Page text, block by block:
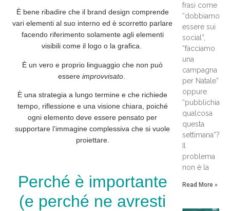
È bene ribadire che il brand design comprende
vari elementi al suo interno ed è scorretto parlare
facendo riferimento solamente agli elementi
visibili come il logo o la grafica.
È un vero e proprio linguaggio che non può
essere improvvisato.
È una strategia a lungo termine e che richiede
tempo, riflessione e una visione chiara, poiché
ogni elemento deve essere pensato per
supportare l’immagine complessiva che si vuole
proiettare.
Perché è importante
(e perché ne avresti
frasi come
“dobbiamo
essere sui
social”,
“facciamo
una
campagna
per Natale”
oppure
qualcosa
questa
settimana”?
problema
non è la
Read More »